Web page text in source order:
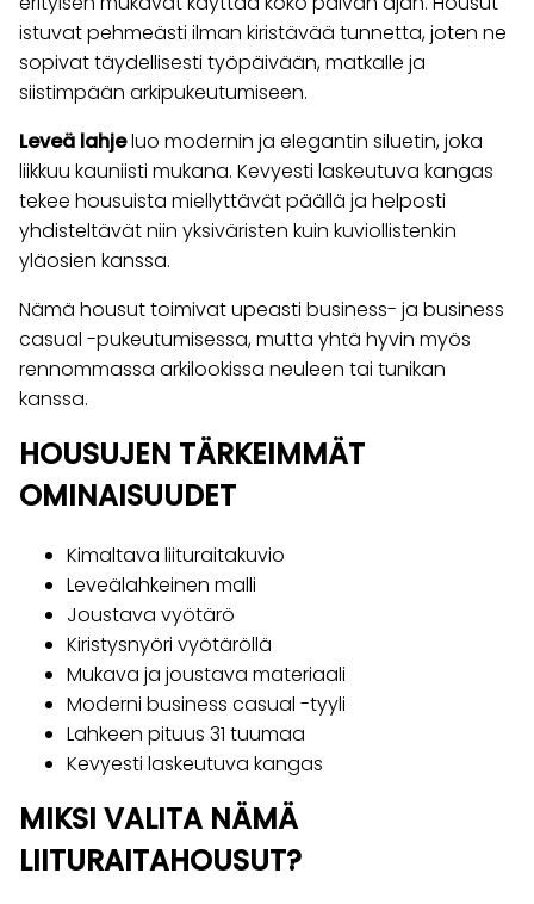
istuvat pehmeästi ilman kiristävää tunnetta, joten ne
sopivat täydellisesti työpäivään, matkalle ja
siistimpään arkipukeutumiseen.
Leveä lahjeluo modernin ja elegantin siluetin, joka
liikkuu kauniisti mukana. Kevyesti laskeutuva kangas
tekee housuista miellyttävät päällä ja helposti
yhdisteltävät niin yksiväristen kuin kuviollistenkin
yläosien kanssa.
Nämä housut toimivat upeasti business- ja business
casual -pukeutumisessa, mutta yhtä hyvin myös
rennommassa arkilookissa neuleen tai tunikan
kanssa.
HOUSUJEN TÄRKEIMMÄT
OMINAISUUDET
Kimaltava liituraitakuvio
Leveälahkeinen malli
Joustava vyötärö
Kiristysnyöri vyötäröllä
Mukava ja joustava materiaali
Moderni business casual -tyyli
Lahkeen pituus 31 tuumaa
Kevyesti laskeutuva kangas
MIKSI VALITA NÄMÄ
LIITURAITAHOUSUT?